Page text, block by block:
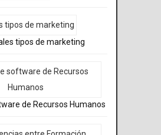
tipos de marketing
de Recursos Humanos